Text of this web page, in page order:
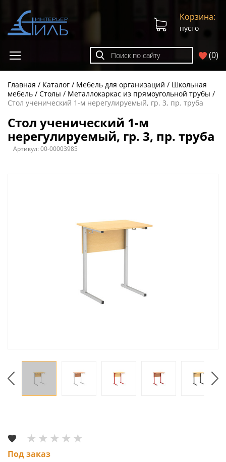
(0)
Корзина:
пусто
Главная Каталог Мебель для организаций
Школьная
мебель
Столы
Металлокаркас из прямоугольной трубы
Стол ученический 1-м нерегулируемый, гр. 3, пр. труба
Стол ученический 1-м
нерегулируемый, гр. 3, пр. труба
Артикул:00-00003985
Под заказ